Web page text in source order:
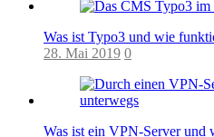
Was ist Typo3 und wie
28. Mai 2019 0
Was ist ein VPN-Server und